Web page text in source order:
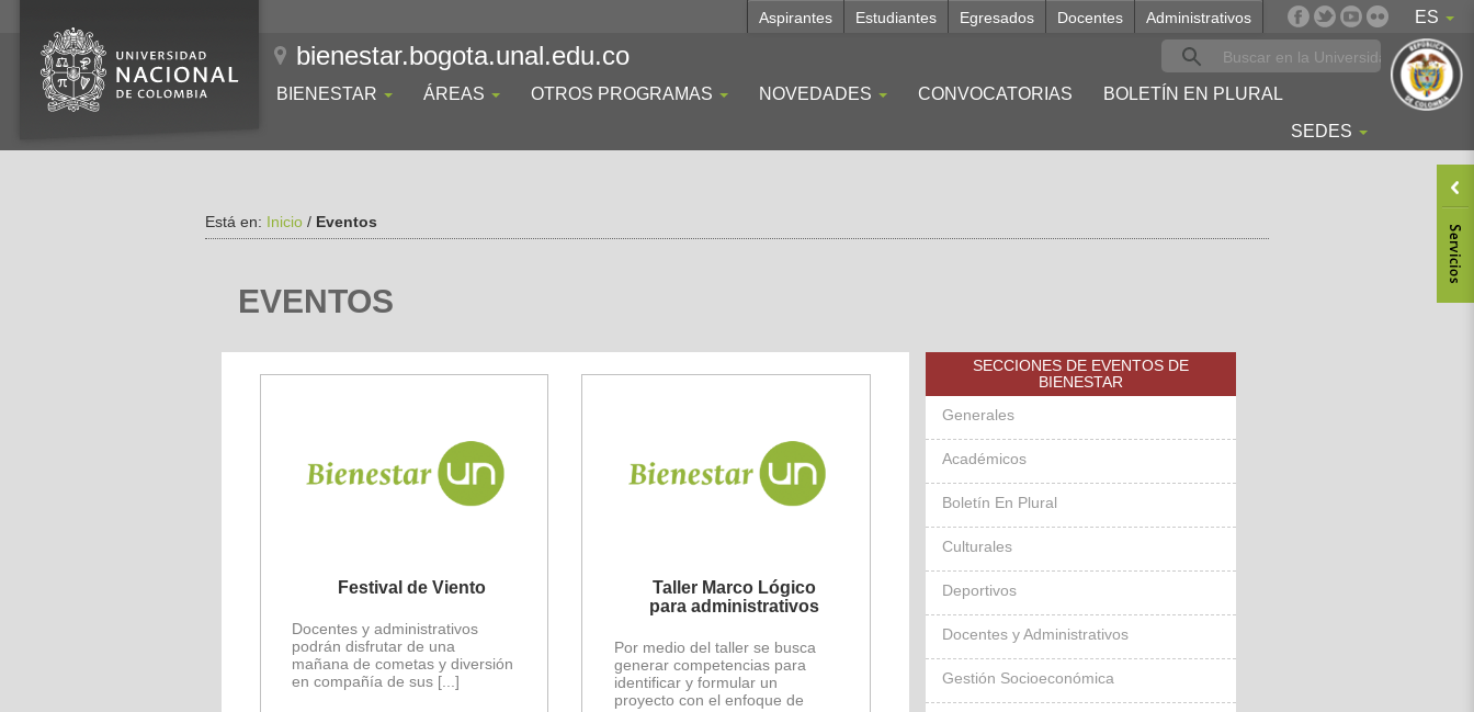
ES
Aspirantes Estudiantes Egresados Docentes Administrativos
bienestar.bogota.unal.edu.co
BIENESTAR ÁREAS OTROS PROGRAMAS NOVEDADES CONVOCATORIAS
BOLETÍN EN PLURAL
SEDES
Está en: Inicio / Eventos
EVENTOS
Festival de Viento
Docentes y administrativos
podrán disfrutar de una
mañana de cometas y diversión
en compañía de sus [...]
Taller Marco Lógico
para administrativos
Por medio del taller se busca
generar competencias para
identificar y formular un
proyecto con el enfoque de
SECCIONES DE EVENTOS DE
BIENESTAR
Generales
Académicos
Boletín En Plural
Culturales
Deportivos
Docentes y Administrativos
Gestión Socioeconómica